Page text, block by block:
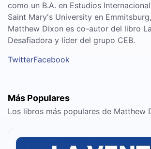
como un B.A. en Estudios
Saint Mary's University en
Matthew Dixon es co-autor del libro
Desafiadora y líder del grupo CEB.
TwitterFacebook
Más Populares
Los libros más populares de Matthew